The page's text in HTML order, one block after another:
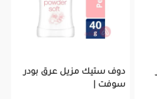
دوف ستيك مزيل عرق بودر
سوفت |